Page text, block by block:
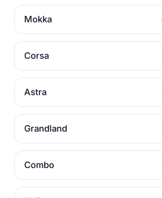
Mokka
Corsa
Astra
Grandland
Combo